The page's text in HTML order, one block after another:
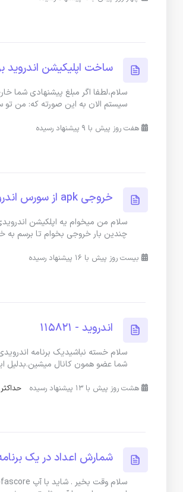
ساخت اپلیکیشن اندروید
سلام،لطفا اگر مبلغ پیشنهادی شما
سیستم الان به این صورته که: من
هفت روز پیش با 9 پیشنهاد رسیده
خروجی apk از سورس اندروید ( Android Studio )
چندین بار خروجی بخوام تا برسم به
بیست روز پیش با 16 پیشنهاد رسیده
اندروید - 115821
سلام خسته نباشیدیک برنامه
شما عضو همون کانال میشین.بدلیل
هشت روز پیش با 13 پیشنهاد رسیده حداکثر
شمارش اعداد در یک